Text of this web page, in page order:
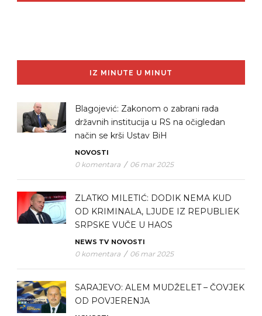
IZ MINUTE U MINUT
Blagojević: Zakonom o zabrani rada
državnih institucija u RS na očigledan
način se krši Ustav BiH
NOVOSTI
0 komentara / 06 mar 2025
ZLATKO MILETIĆ: DODIK NEMA KUD
OD KRIMINALA, LJUDE IZ REPUBLIEK
SRPSKE VUČE U HAOS
NEWS TV NOVOSTI
0 komentara / 06 mar 2025
SARAJEVO: ALEM MUDŽELET – ČOVJEK
OD POVJERENJA